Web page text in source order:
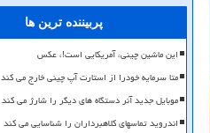
پربیننده ترین ها
این ماشین چینی، آمریکایی است!، عکس
متا سرمایه خودرا از استارت آپ چینی خارج می کند
موبایل جدید آنر دستگاه های دیگر را شارژ می کند
اندروید تماسهای کلاهبرداران را شناسایی می کند